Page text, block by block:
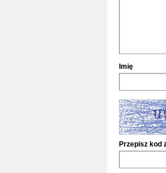
Imię
Przepisz kod